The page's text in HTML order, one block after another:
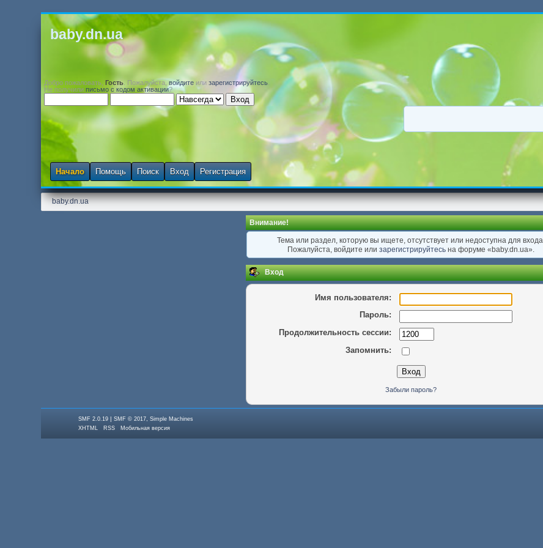
baby.dn.ua
Добро пожаловать,Гость . Пожалуйста,войдите илизарегистрируйтесь
Не получилиписьмо с кодом активации?
Начало Помощь Поиск Вход Регистрация
baby.dn.ua
Внимание!
Тема или раздел, которую вы ищете, отсутствует или недоступна для входа.
Пожалуйста, войдите или зарегистрируйтесь на форуме «baby.dn.ua».
Вход
Имя пользователя:
Пароль:
Продолжительность сессии:
Запомнить:
Забыли пароль?
SMF 2.0.19| SMF © 2017, Simple Machines
XHTML
RSS Мобильная версия